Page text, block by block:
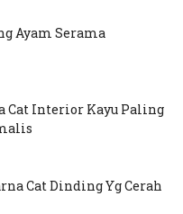
Ayam Serama
Cat Interior Kayu Paling
Cat Dinding Yg Cerah